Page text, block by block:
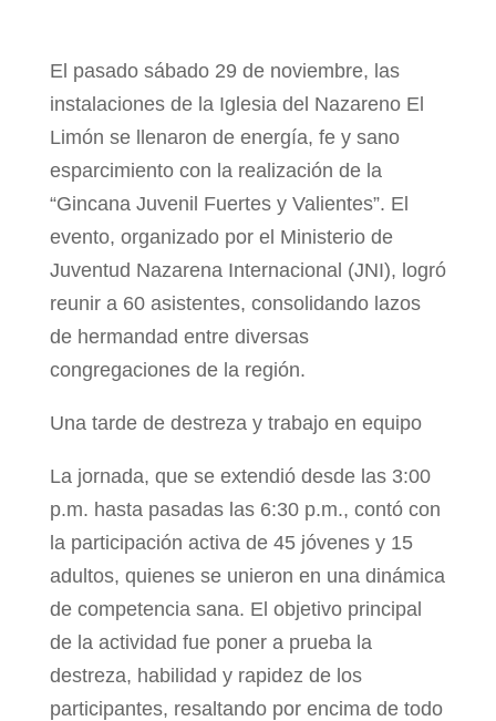
El pasado sábado 29 de noviembre, las
instalaciones de la Iglesia del Nazareno El
Limón se llenaron de energía, fe y sano
esparcimiento con la realización de la
“Gincana Juvenil Fuertes y Valientes”. El
evento, organizado por el Ministerio de
Juventud Nazarena Internacional (JNI), logró
reunir a 60 asistentes, consolidando lazos
de hermandad entre diversas
congregaciones de la región.
Una tarde de destreza y trabajo en equipo
La jornada, que se extendió desde las 3:00
p.m. hasta pasadas las 6:30 p.m., contó con
la participación activa de 45 jóvenes y 15
adultos, quienes se unieron en una dinámica
de competencia sana. El objetivo principal
de la actividad fue poner a prueba la
destreza, habilidad y rapidez de los
participantes, resaltando por encima de todo